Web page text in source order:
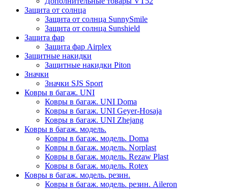
Защита от солнца
Защита от солнца SunnySmile
Защита от солнца Sunshield
Защита фар
Защита фар Airplex
Защитные накидки
Защитные накидки Piton
Значки
Значки SJS Sport
Ковры в багаж. UNI
Ковры в багаж. UNI Doma
Ковры в багаж. UNI Geyer-Hosaja
Ковры в багаж. UNI Zhejang
Ковры в багаж. модель.
Ковры в багаж. модель. Doma
Ковры в багаж. модель. Norplast
Ковры в багаж. модель. Rezaw Plast
Ковры в багаж. модель. Rotex
Ковры в багаж. модель. резин.
Ковры в багаж. модель. резин. Aileron